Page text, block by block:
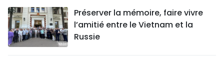
Préserver la mémoire, faire vivre
l’amitié entre le Vietnam et la
Russie